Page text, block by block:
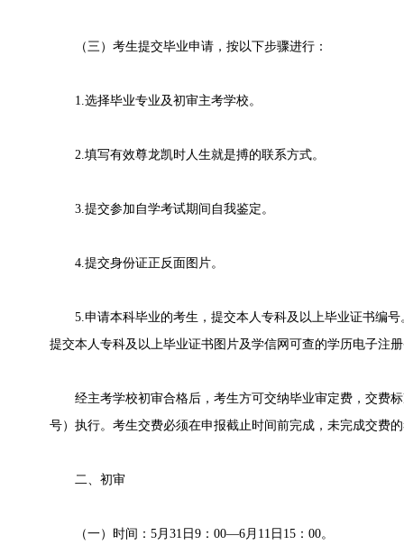
（三）考生提交毕业申请，按以下步骤进行：
1.选择毕业专业及初审主考学校。
2.填写有效尊龙凯时人生就是搏的联系方式。
3.提交参加自学考试期间自我鉴定。
4.提交身份证正反面图片。
5.申请本科毕业的考生，提交本人专科及以上毕业证书编号
提交本人专科及以上毕业证书图片及学信网可查的学历电子注
经主考学校初审合格后，考生方可交纳毕业审定费，交费标
号）执行。考生交费必须在申报截止时间前完成，未完成交费
二、初审
（一）时间：5月31日9：00—6月11日15：00。